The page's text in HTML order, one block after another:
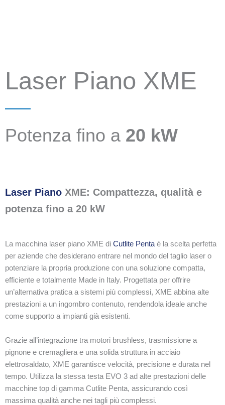
Laser Piano XME
Potenza fino a 20 kW
Laser Piano XME: Compattezza, qualità e
potenza fino a 20 kW
La macchina laser piano XME di Cutlite Pentaè la scelta perfetta
per aziende che desiderano entrare nel mondo del taglio laser o
potenziare la propria produzione con una soluzione compatta,
efficiente e totalmente Made in Italy. Progettata per offrire
un’alternativa pratica a sistemi più complessi, XME abbina alte
prestazioni a un ingombro contenuto, rendendola ideale anche
come supporto a impianti già esistenti.
Grazie all’integrazione tra motori brushless, trasmissione a
pignone e cremagliera e una solida struttura in acciaio
elettrosaldato, XME garantisce velocità, precisione e durata nel
tempo. Utilizza la stessa testa EVO 3 ad alte prestazioni delle
macchine top di gamma Cutlite Penta, assicurando così
massima qualità anche nei tagli più complessi.